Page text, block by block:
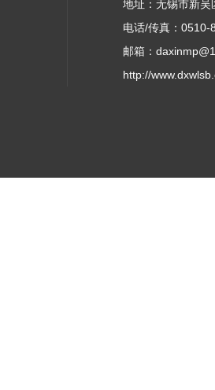
地址：无锡市新
电话/传真：0510-
邮箱：
http://